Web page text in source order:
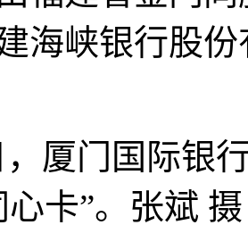
海峡银行股
，厦门国际银
心卡”。张斌 摄